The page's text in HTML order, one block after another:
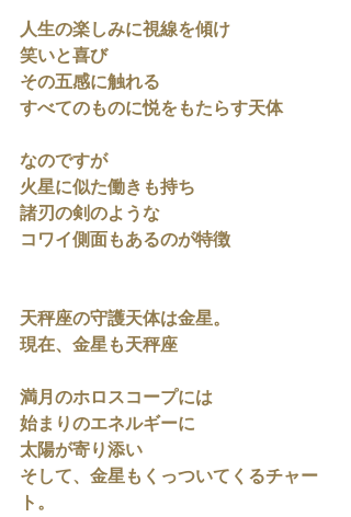
人生の楽しみに視線を傾け
笑いと喜び
その五感に触れる
すべてのものに悦をもたらす天体
なのですが
火星に似た働きも持ち
諸刃の剣のような
コワイ側面もあるのが特徴
天秤座の守護天体は金星。
現在、金星も天秤座
満月のホロスコープには
始まりのエネルギーに
太陽が寄り添い
そして、金星もくっついてくるチャー
ト。